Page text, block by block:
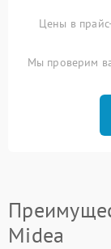
Цены в
Мы проверим
Midea